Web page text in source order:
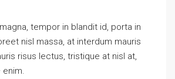
tempor in blandit id, porta in
nisl massa, at interdum mauris
risus lectus, tristique at nisl at,
enim.